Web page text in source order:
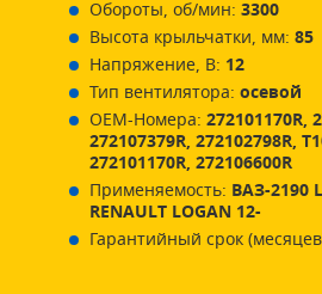
Обороты, об/мин: 3300
Высота крыльчатки, мм: 85
Напряжение, В: 12
Тип вентилятора: осевой
ОЕМ-Номера: 272101170R,
272107379R, 272102798R,
272101170R, 272106600R
Применяемость: ВАЗ-2190
RENAULT LOGAN 12-
Гарантийный срок